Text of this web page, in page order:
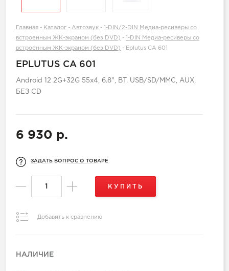
Главная - Каталог - Автозвук -
1-DIN/2-DIN Медиа-ресиверы со
встроенным ЖК-экраном (без DVD) -
1-DIN Медиа-ресиверы со
встроенным ЖК-экраном (без DVD) - Eplutus CA 601
EPLUTUS CA 601
Android 12 2G+32G 55x4, 6.8", BT. USB/SD/MMC, AUX,
БЕЗ CD
6 930 р.
ЗАДАТЬ ВОПРОС О ТОВАРЕ
КУПИТЬ
Добавить к сравнению
НАЛИЧИЕ